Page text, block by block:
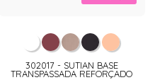
302017 - SUTIAN BASE
TRANSPASSADA REFORÇADO